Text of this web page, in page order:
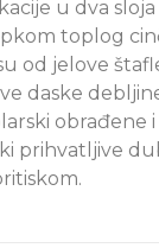
u dva
toplog
od jelove
daske
obrađene
prihvatljive